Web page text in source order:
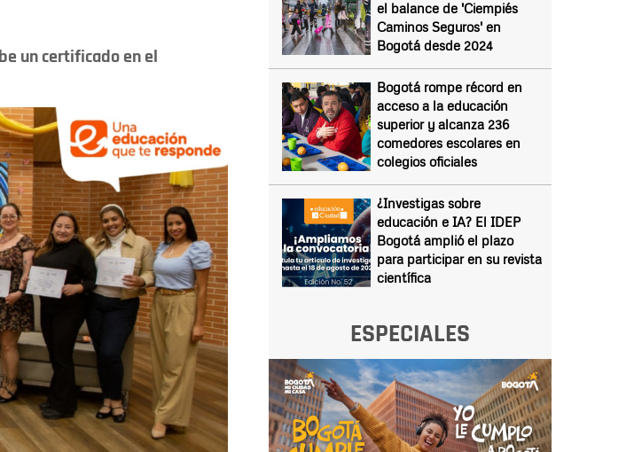
un certificado en el
el balance de 'Ciempiés
Caminos Seguros' en
Bogotá desde 2024
Bogotá rompe récord en
acceso a la educación
superior y alcanza 236
comedores escolares en
colegios oficiales
¿Investigas sobre
educación e IA? El IDEP
Bogotá amplió el plazo
para participar en su revista
científica
ESPECIALES